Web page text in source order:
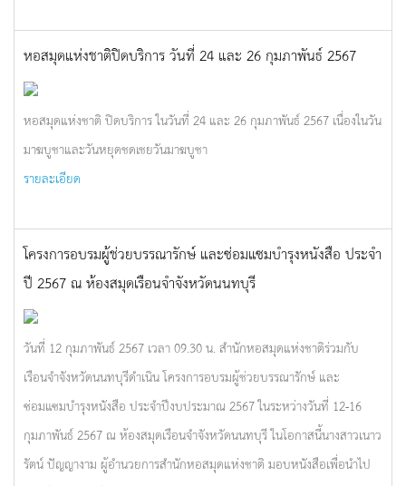
หอสมุดแห่งชาติปิดบริการ วันที่ 24 และ 26 กุมภาพันธ์ 2567
หอสมุดแห่งชาติ ปิดบริการ ในวันที่ 24 และ 26 กุมภาพันธ์ 2567 เนื่องในวัน
มาฆบูชาและวันหยุดชดเชยวันมาฆบูชา
รายละเอียด
โครงการอบรมผู้ช่วยบรรณารักษ์ และซ่อมแซมบำรุงหนังสือ ประจำ
ปี 2567 ณ ห้องสมุดเรือนจำจังหวัดนนทบุรี
วันที่ 12 กุมภาพันธ์ 2567 เวลา 09.30 น. สำนักหอสมุดแห่งชาติร่วมกับ
เรือนจำจังหวัดนนทบุรีดำเนิน โครงการอบรมผู้ช่วยบรรณารักษ์ และ
ซ่อมแซมบำรุงหนังสือ ประจำปีงบประมาณ 2567 ในระหว่างวันที่ 12-16
กุมภาพันธ์ 2567 ณ ห้องสมุดเรือนจำจังหวัดนนทบุรี ในโอกาสนี้นางสาวเนาว
รัตน์ ปัญญางาม ผู้อำนวยการสำนักหอสมุดแห่งชาติ มอบหนังสือเพื่อนำไป